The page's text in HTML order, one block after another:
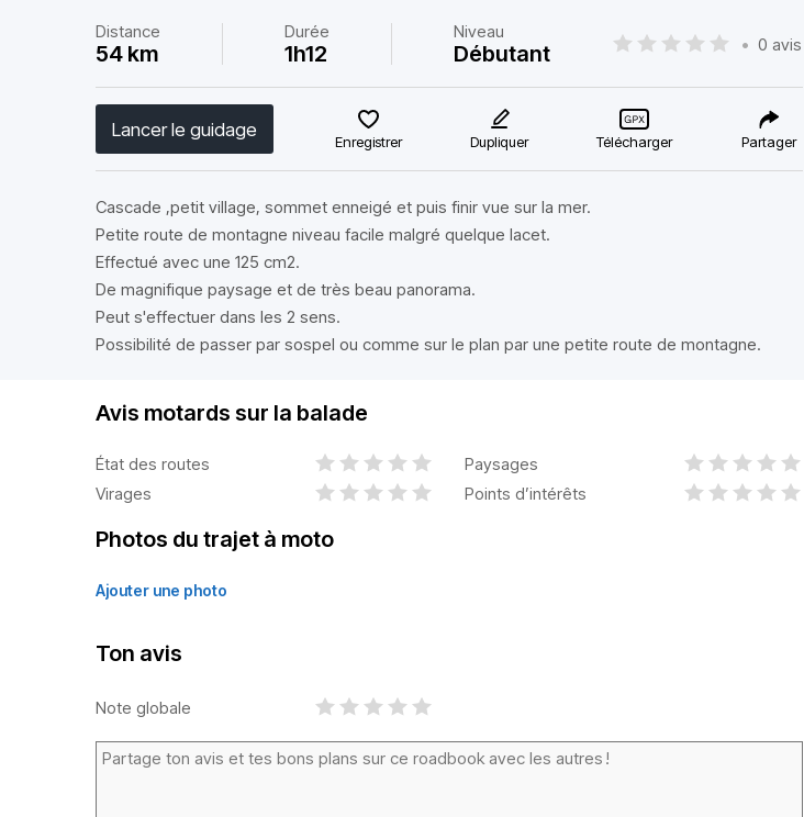
Distance
54 km
Durée
1h12
Niveau
Débutant • 0 avis
Lancer le guidage
Enregistrer Dupliquer Télécharger Partager
Cascade ,petit village, sommet enneigé et puis finir vue sur la mer.
Petite route de montagne niveau facile malgré quelque lacet.
Effectué avec une 125 cm2.
De magnifique paysage et de très beau panorama.
Peut s'effectuer dans les 2 sens.
Possibilité de passer par sospel ou comme sur le plan par une petite route de montagne.
Avis motards sur la balade
État des routes
Paysages
Virages
Points d’intérêts
Photos du trajet à moto
Ajouter une photo
Ton avis
Note globale